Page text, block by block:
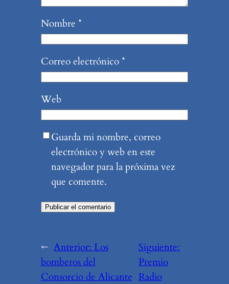
Nombre *
Correo electrónico*
Web
Guarda mi nombre, correo
electrónico y web en este
navegador para la próxima vez
que comente.
← Anterior: Los
bomberos del
Consorcio de Alicante
Siguiente:
Premio
Radio